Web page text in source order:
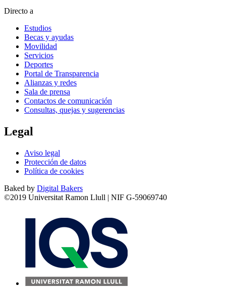
Directo a
Estudios
Becas y ayudas
Movilidad
Servicios
Deportes
Portal de Transparencia
Alianzas y redes
Sala de prensa
Contactos de comunicación
Consultas, quejas y sugerencias
Legal
Aviso legal
Protección de datos
Política de cookies
Baked by Digital Bakers
©2019 Universitat Ramon Llull | NIF G-59069740